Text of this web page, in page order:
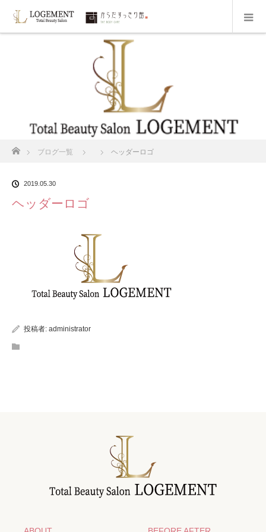
ブログ一覧 ヘッダーロゴ
2019.05.30
ヘッダーロゴ
投稿者: administrator